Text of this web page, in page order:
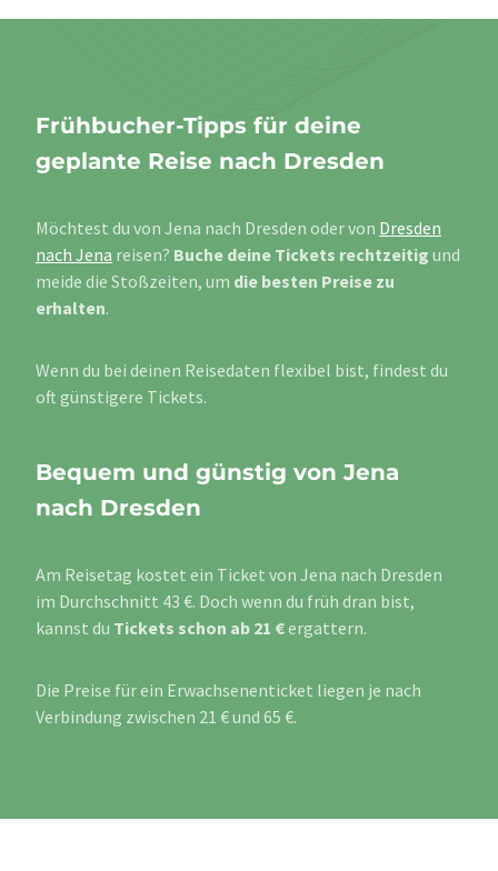
Frühbucher-Tipps für deine
geplante Reise nach Dresden
Möchtest du von Jena nach Dresden oder von Dresden
nach Jena reisen? Buche deine Tickets rechtzeitig und
meide die Stoßzeiten, um die besten Preise zu
erhalten.
Wenn du bei deinen Reisedaten flexibel bist, findest du
oft günstigere Tickets.
Bequem und günstig von Jena
nach Dresden
Am Reisetag kostet ein Ticket von Jena nach Dresden
im Durchschnitt 43 €. Doch wenn du früh dran bist,
kannst du Tickets schon ab 21 €ergattern.
Die Preise für ein Erwachsenenticket liegen je nach
Verbindung zwischen 21 € und 65 €.